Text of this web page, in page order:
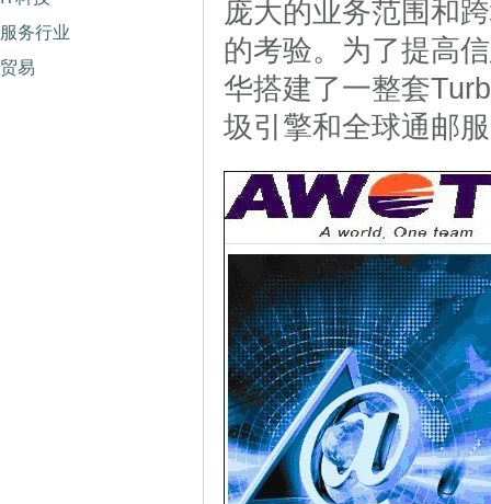
服务行业
贸易
庞大的业务范围和
的考验。为了提高
华搭建了一整套
圾引擎和全球通邮